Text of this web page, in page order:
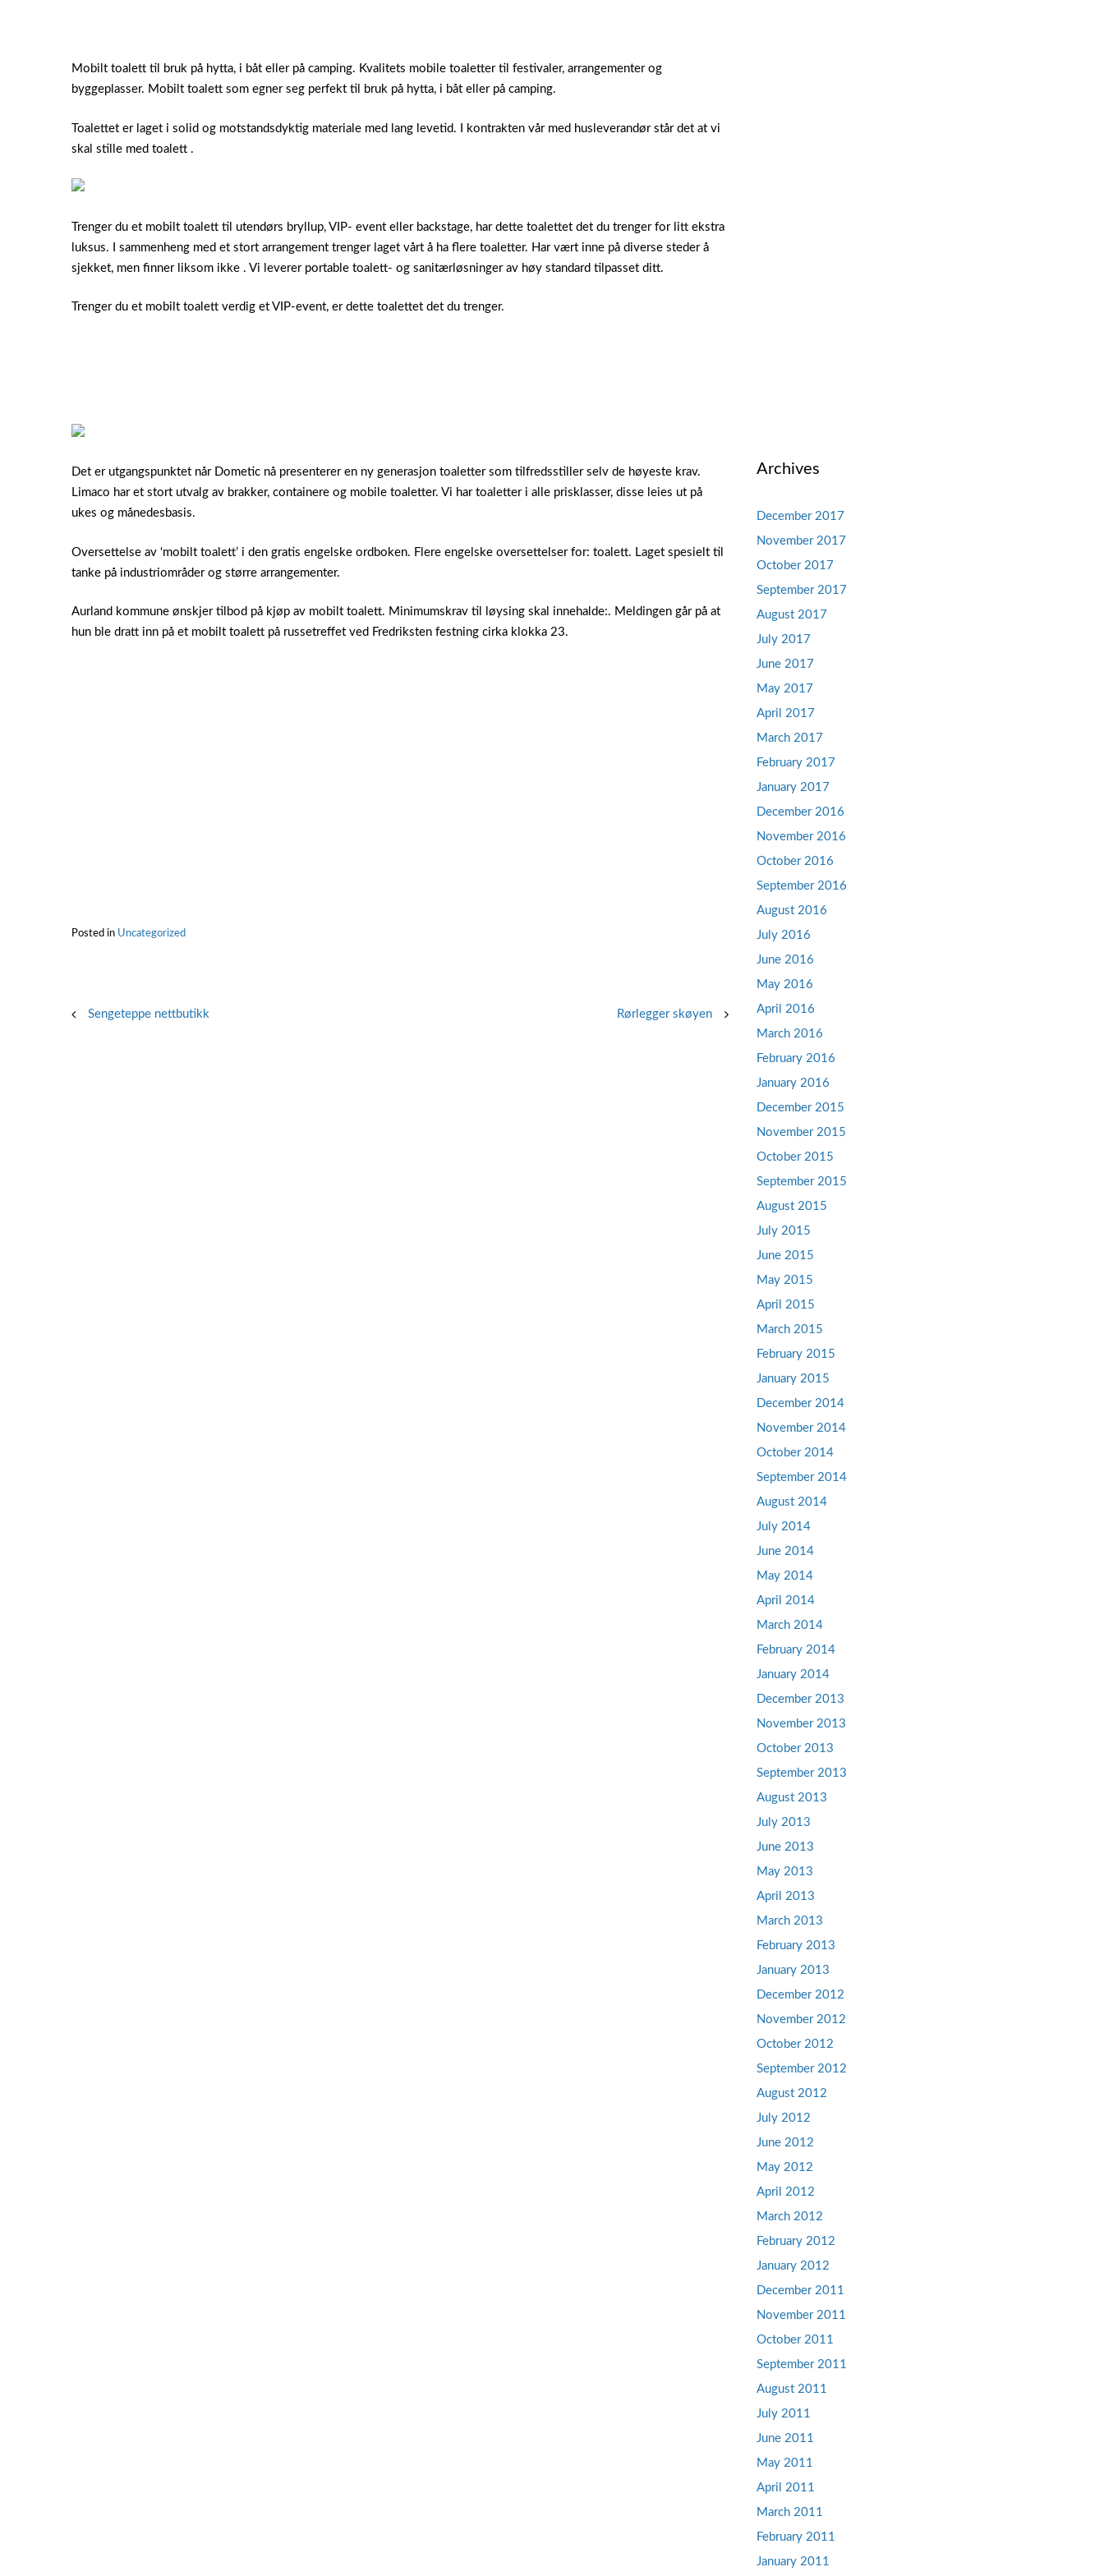
Mobilt toalett til bruk på hytta, i båt eller på camping. Kvalitets mobile toaletter til festivaler, arrangementer og
byggeplasser. Mobilt toalett som egner seg perfekt til bruk på hytta, i båt eller på camping.
Toalettet er laget i solid og motstandsdyktig materiale med lang levetid. I kontrakten vår med husleverandør står det at vi
skal stille med toalett .
Trenger du et mobilt toalett til utendørs bryllup, VIP- event eller backstage, har dette toalettet det du trenger for litt ekstra
luksus. I sammenheng med et stort arrangement trenger laget vårt å ha flere toaletter. Har vært inne på diverse steder å
sjekket, men finner liksom ikke . Vi leverer portable toalett- og sanitærløsninger av høy standard tilpasset ditt.
Trenger du et mobilt toalett verdig et VIP-event, er dette toalettet det du trenger.
Det er utgangspunktet når Dometic nå presenterer en ny generasjon toaletter som tilfredsstiller selv de høyeste krav.
Limaco har et stort utvalg av brakker, containere og mobile toaletter. Vi har toaletter i alle prisklasser, disse leies ut på
ukes og månedesbasis.
Oversettelse av ‘mobilt toalett’ i den gratis engelske ordboken. Flere engelske oversettelser for: toalett. Laget spesielt til
tanke på industriområder og større arrangementer.
Aurland kommune ønskjer tilbod på kjøp av mobilt toalett. Minimumskrav til løysing skal innehalde:. Meldingen går på at
hun ble dratt inn på et mobilt toalett på russetreffet ved Fredriksten festning cirka klokka 23.
Posted in Uncategorized
Post
Sengeteppe nettbutikk Rørlegger skøyen
Archives
December 2017
November 2017
October 2017
September 2017
August 2017
July 2017
June 2017
May 2017
April 2017
March 2017
February 2017
January 2017
December 2016
November 2016
October 2016
September 2016
August 2016
July 2016
June 2016
May 2016
April 2016
March 2016
February 2016
January 2016
December 2015
November 2015
October 2015
September 2015
August 2015
July 2015
June 2015
May 2015
April 2015
March 2015
February 2015
January 2015
December 2014
November 2014
October 2014
September 2014
August 2014
July 2014
June 2014
May 2014
April 2014
March 2014
February 2014
January 2014
December 2013
November 2013
October 2013
September 2013
August 2013
July 2013
June 2013
May 2013
April 2013
March 2013
February 2013
January 2013
December 2012
November 2012
October 2012
September 2012
August 2012
July 2012
June 2012
May 2012
April 2012
March 2012
February 2012
January 2012
December 2011
November 2011
October 2011
September 2011
August 2011
July 2011
June 2011
May 2011
April 2011
March 2011
February 2011
January 2011